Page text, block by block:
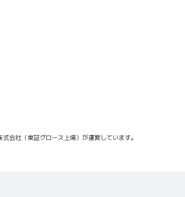
会社（東証グロース上場）が運営しています。